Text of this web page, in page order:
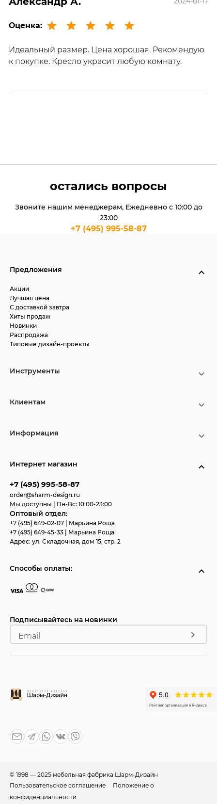
Оценка:
Идеальный размер. Цена хорошая. Рекомендую
к покупке. Кресло украсит любую комнату.
остались вопросы
Звоните нашим менеджерам, Ежедневно с 10:00 до
23:00
+7 (495) 995-58-87
Предложения
Акции
Лучшая цена
С доставкой завтра
Хиты продаж
Новинки
Распродажа
Типовые дизайн-проекты
Инструменты
Клиентам
Информация
Интернет магазин
+7 (495) 995-58-87
order@sharm-design.ru
Мы доступны | Пн-Вс: 10:00-23:00
Оптовый отдел:
+7 (495) 649-02-07 | Марьина Роща
+7 (495) 649-45-33 | Марьина Роща
Адрес: ул. Складочная, дом 15, стр. 2
Способы оплаты:
Подписывайтесь на новинки
Email
© 1998 — 2025 мебельная фабрика Шарм-Дизайн
Пользовательское соглашение
Положение о
конфиденциальности